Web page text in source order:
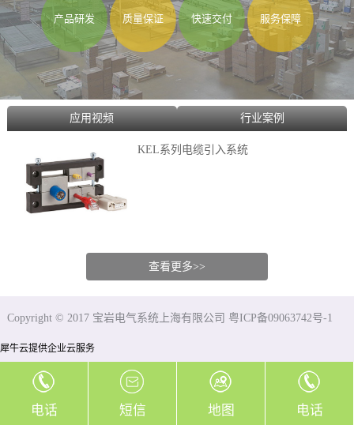
产品研发 质量保证 快速交付 服务保障
应用视频 行业案例
KEL系列电缆引入系统
查看更多>>
Copyright © 2017 宝岩电气系统上海有限公司 粤ICP备09063742号-1
犀牛云提供企业云服务
电话 短信 地图 电话